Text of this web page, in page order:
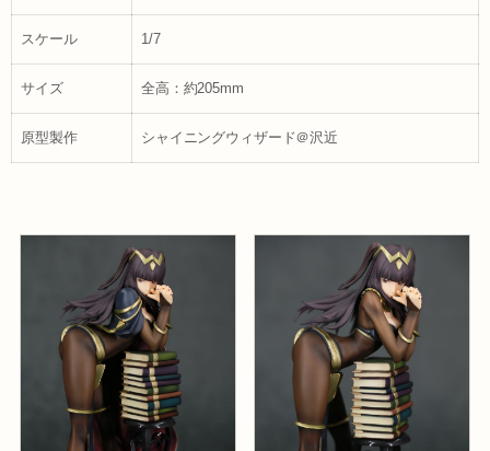
スケール 1/7
サイズ 全高：約205mm
原型製作 シャイニングウィザード＠沢近